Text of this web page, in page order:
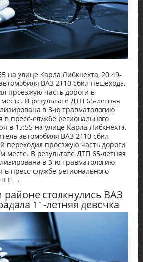
на улице Карла Либкнехта, 20 49-
ВАЗ 2110 сбил пешехода,
проезжую часть дороги в
В результате ДТП 65-летняя
в 3-ю травматологию
пресс-службе регионального
в 15:55 на улице Карла Либкнехта,
автомобиля ВАЗ 2110 сбил
переходил проезжую часть дороги
месте. В результате ДТП 65-летняя
в 3-ю травматологию
пресс-службе регионального
→
столкнулись ВАЗ
11-летняя девочка